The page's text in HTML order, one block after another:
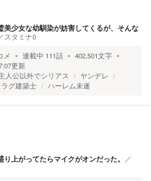
美少女な幼馴染が妨害してくるが、そんな
スタミナ0
メ 連載中 111話 402,501文字
更新
人公以外でシリアス
ヤンデレ
グ建築士 ハーレム未遂
上がってたらマイクがオンだった。
／